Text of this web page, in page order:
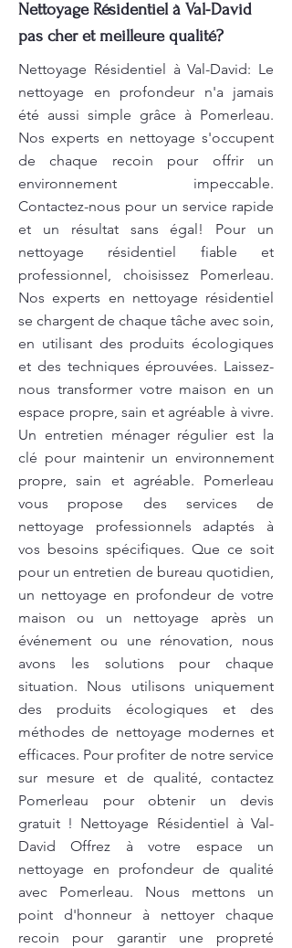
Nettoyage Résidentiel à Val-David
pas cher et meilleure qualité?
Nettoyage Résidentiel à Val-David: Le
nettoyage en profondeur n'a jamais
été aussi simple grâce à Pomerleau.
Nos experts en nettoyage s'occupent
de chaque recoin pour offrir un
environnement impeccable.
Contactez-nous pour un service rapide
et un résultat sans égal! Pour un
nettoyage résidentiel fiable et
professionnel, choisissez Pomerleau.
Nos experts en nettoyage résidentiel
se chargent de chaque tâche avec soin,
en utilisant des produits écologiques
et des techniques éprouvées. Laissez-
nous transformer votre maison en un
espace propre, sain et agréable à vivre.
Un entretien ménager régulier est la
clé pour maintenir un environnement
propre, sain et agréable. Pomerleau
vous propose des services de
nettoyage professionnels adaptés à
vos besoins spécifiques. Que ce soit
pour un entretien de bureau quotidien,
un nettoyage en profondeur de votre
maison ou un nettoyage après un
événement ou une rénovation, nous
avons les solutions pour chaque
situation. Nous utilisons uniquement
des produits écologiques et des
méthodes de nettoyage modernes et
efficaces. Pour profiter de notre service
sur mesure et de qualité, contactez
Pomerleau pour obtenir un devis
gratuit ! Nettoyage Résidentiel à Val-
David Offrez à votre espace un
nettoyage en profondeur de qualité
avec Pomerleau. Nous mettons un
point d'honneur à nettoyer chaque
recoin pour garantir une propreté